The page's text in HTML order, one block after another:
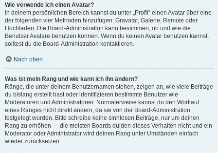
Wie verwende ich einen Avatar?
In deinem persönlichen Bereich kannst du unter „Profil“ einen Avatar über eine
der folgenden vier Methoden hinzufügen: Gravatar, Galerie, Remote oder
Hochladen. Die Board-Administration kann bestimmen, ob und wie die
Benutzer Avatare benutzen können. Wenn du keinen Avatar benutzen kannst,
solltest du die Board-Administration kontaktieren.
Nach oben
Was ist mein Rang und wie kann ich ihn ändern?
Ränge, die unter deinem Benutzernamen stehen, zeigen an, wie viele Beiträge
du bislang erstellt hast oder identifizieren bestimmte Benutzer wie
Moderatoren und Administratoren. Normalerweise kannst du den Wortlaut
eines Ranges nicht direkt ändern, da sie von der Board-Administration
festgelegt wurden. Bitte schreibe keine sinnlosen Beiträge, nur um deinen
Rang zu erhöhen — die meisten Boards dulden dieses Verhalten nicht und ein
Moderator oder Administrator wird deinen Rang unter Umständen einfach
wieder zurücksetzen.